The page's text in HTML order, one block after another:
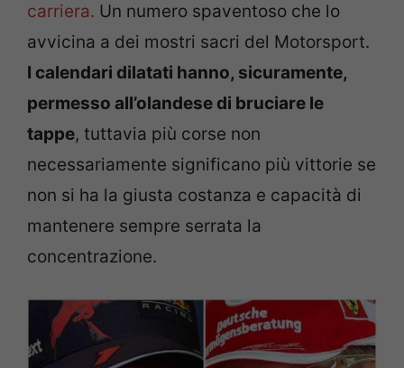
carriera. Un numero spaventoso che lo
avvicina a dei mostri sacri del Motorsport.
I calendari dilatati hanno, sicuramente,
permesso all’olandese di bruciare le
tappe, tuttavia più corse non
necessariamente significano più vittorie se
non si ha la giusta costanza e capacità di
mantenere sempre serrata la
concentrazione.